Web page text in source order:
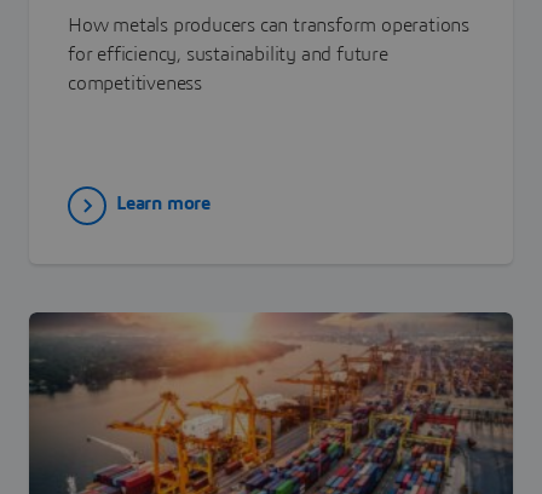
How metals producers can transform operations
for efficiency, sustainability and future
competitiveness
Learn more